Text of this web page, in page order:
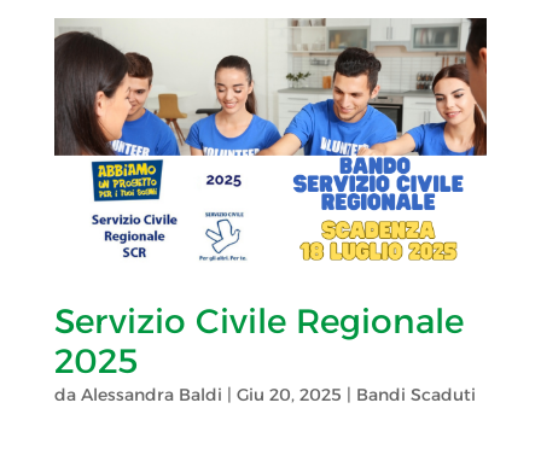
Servizio Civile Regionale
2025
da Alessandra Baldi | Giu 20, 2025 | Bandi Scaduti